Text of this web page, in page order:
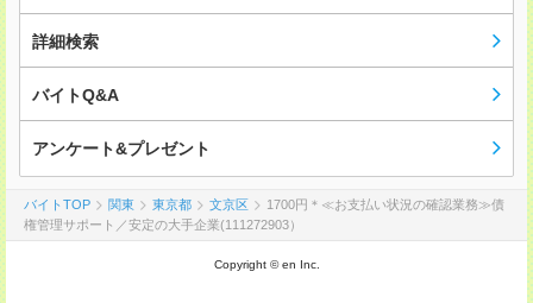
詳細検索
バイトQ&A
アンケート&プレゼント
バイトTOP 関東 東京都 文京区
1700円＊≪お支払い状況の確認業務≫債
権管理サポート／安定の大手企業(111272903）
Copyright © en Inc.